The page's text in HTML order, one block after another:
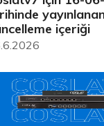
içeriği